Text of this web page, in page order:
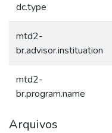
dc.type
mtd2-
br.advisor.instituation
mtd2-
br.program.name
Arquivos